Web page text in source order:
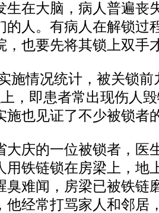
生在大脑，病人普遍丧
的人。有病人在解锁过
，也要先将其锁上双手
情况统计，被关锁前
，即患者常出现伤人
施也见证了不少被锁者
庆的一位被锁者，医
用铁链锁在房梁上，地
臭难闻，房梁已被铁链
他经常打骂家人和邻居